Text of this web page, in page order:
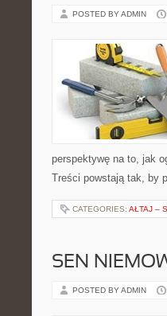
POSTED BY ADMIN
perspektywę na to, jak
Treści powstają tak, by
CATEGORIES: AŁTAJ –
SEN
POSTED BY ADMIN